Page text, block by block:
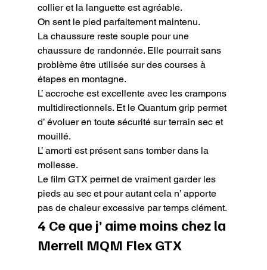
collier et la languette est agréable.
On sent le pied parfaitement maintenu.
La chaussure reste souple pour une
chaussure de randonnée. Elle pourrait sans
problème être utilisée sur des courses à
étapes en montagne.
L’ accroche est excellente avec les crampons
multidirectionnels. Et le Quantum grip permet
d’ évoluer en toute sécurité sur terrain sec et
mouillé.
L’ amorti est présent sans tomber dans la
mollesse.
Le film GTX permet de vraiment garder les
pieds au sec et pour autant cela n’ apporte
pas de chaleur excessive par temps clément.
4 Ce que j’ aime moins chez la
Merrell MQM Flex GTX